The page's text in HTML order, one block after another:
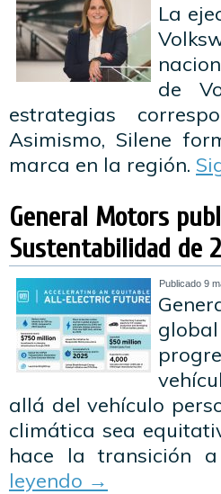
La
de
estrategias
Asimismo, Silene
marca en la región.
General Motors
Sustentabilidad de
Publicado 9
allá del vehículo
climática sea
hace la transición
leyendo →